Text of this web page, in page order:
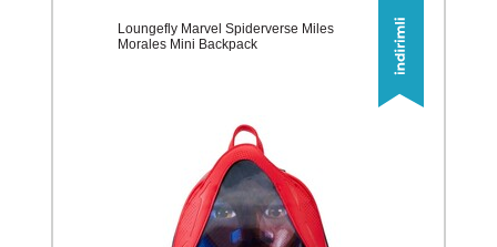
Loungefly Marvel Spiderverse Miles
Morales Mini Backpack